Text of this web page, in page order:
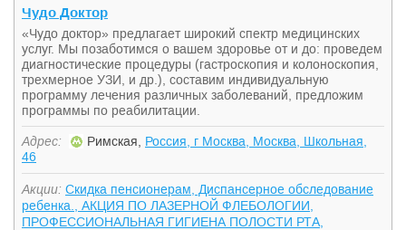
Чудо Доктор
«Чудо доктор» предлагает широкий спектр медицинских
услуг. Мы позаботимся о вашем здоровье от и до: проведем
диагностические процедуры (гастроскопия и колоноскопия,
трехмерное УЗИ, и др.), составим индивидуальную
программу лечения различных заболеваний, предложим
программы по реабилитации.
Адрес: Римская, Россия, г Москва, Москва, Школьная,
46
Акции: Скидка пенсионерам, Диспансерное обследование
ребенка., АКЦИЯ ПО ЛАЗЕРНОЙ ФЛЕБОЛОГИИ,
ПРОФЕССИОНАЛЬНАЯ ГИГИЕНА ПОЛОСТИ РТА,